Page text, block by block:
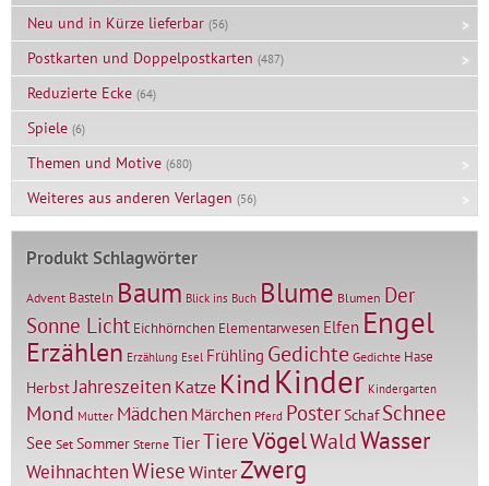
Neu und in Kürze lieferbar (56)
Postkarten und Doppelpostkarten (487)
Reduzierte Ecke (64)
Spiele (6)
Themen und Motive (680)
Weiteres aus anderen Verlagen (56)
Produkt Schlagwörter
Advent Basteln Baum Blick ins Buch Blume Blumen Der
Sonne Licht Eichhörnchen Elementarwesen Elfen Engel
Erzählen Erzählung Esel Frühling Gedichte Gedichte Hase
HerbstJahreszeitenKatze KindKinder Kindergarten
Mond Mutter Mädchen Märchen Pferd PosterSchaf Schnee
See Set Sommer Sterne TierTiereVögelWaldWasser
WeihnachtenWiese WinterZwerg